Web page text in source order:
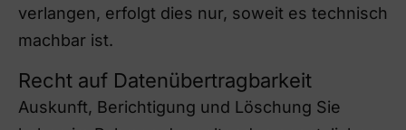
verlangen, erfolgt dies nur, soweit es technisch
machbar ist.
Recht auf Datenübertragbarkeit
Auskunft, Berichtigung und Löschung Sie